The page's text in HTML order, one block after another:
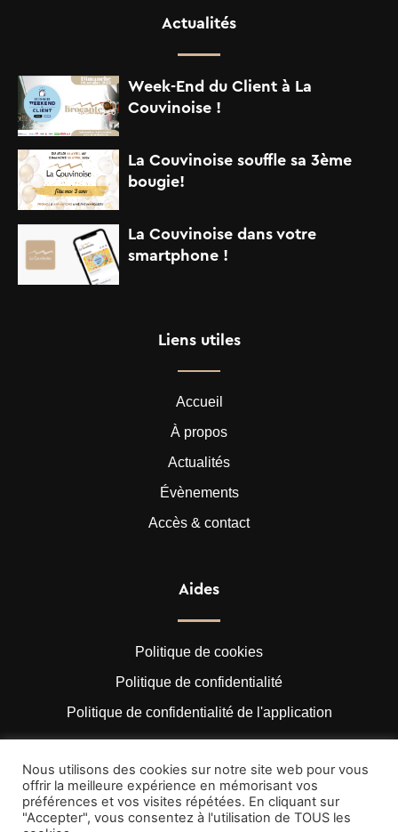
Actualités
Week-End du Client à La
Couvinoise !
La Couvinoise souffle sa 3ème
bougie!
La Couvinoise dans votre
smartphone !
Liens utiles
Accueil
À propos
Actualités
Évènements
Accès & contact
Aides
Politique de cookies
Politique de confidentialité
Politique de confidentialité de l'application
Nous utilisons des cookies sur notre site web pour vous
offrir la meilleure expérience en mémorisant vos
préférences et vos visites répétées. En cliquant sur
"Accepter", vous consentez à l'utilisation de TOUS les